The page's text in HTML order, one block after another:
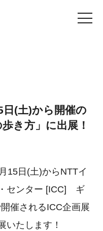
日(土)から開催の
き方」に出展！
15日(土)からNTTイ
センター [ICC] ギ
催されるICC企画展
いたします！